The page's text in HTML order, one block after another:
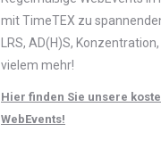
mit TimeTEX zu
LRS, AD(H)S,
vielem mehr!
Hier finden Sie unsere
WebEvents!